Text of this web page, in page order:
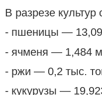
В разрезе
- пшеницы —
- ячменя — 1,484
- ржи — 0,2 тыс.
- кукурузы —